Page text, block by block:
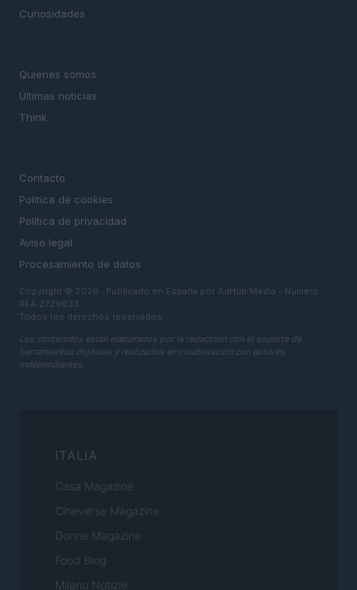
Curiosidades
Quienes somos
Últimas noticias
Think
Contacto
Politica de cookies
Política de privacidad
Aviso legal
Procesamiento de datos
Copyright © 2026 · Publicado en España por AdHub Media - Numero
REA 2729933
Todos los derechos reservados
Los contenidos están elaborados por la redacción con el soporte de
herramientas digitales y realizados en colaboración con autores
independientes.
ITALIA
Casa Magazine
Cineverse Magazine
Donne Magazine
Food Blog
Milano Notizie